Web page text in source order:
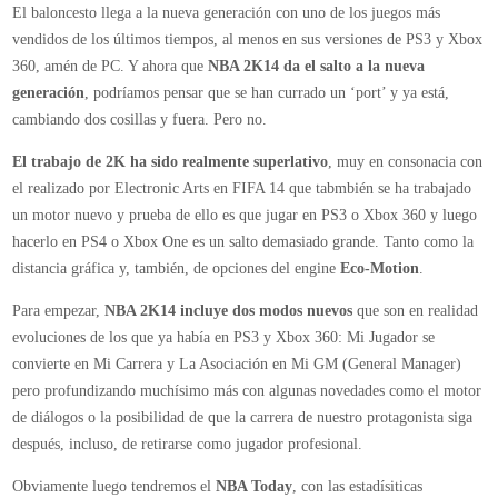
y
conclusiones
finales
de
NBA
2K14
para
y
Xbox
El baloncesto llega a la nueva generación con uno de los juegos más
vendidos de los últimos tiempos, al menos en sus versiones de PS3 y Xbox
360, amén de PC. Y ahora queNBA 2K14 da el salto a la nueva
generación , podríamos pensar que se han currado un ‘port’ y ya está,
cambiando dos cosillas y fuera. Pero no.
El trabajo de 2K ha sido realmente superlativo , muy en consonacia con
el realizado por Electronic Arts en FIFA 14 que tabmbién se ha trabajado
un motor nuevo y prueba de ello es que jugar en PS3 o Xbox 360 y luego
hacerlo en PS4 o Xbox One es un salto demasiado grande. Tanto como la
distancia gráfica y, también, de opciones del engineEco-Motion
Para empezar, NBA 2K14 incluye dos modos nuevos que son en realidad
evoluciones de los que ya había en PS3 y Xbox 360: Mi Jugador se
convierte en Mi Carrera y La Asociación en Mi GM (General Manager)
pero profundizando muchísimo más con algunas novedades como el motor
de diálogos o la posibilidad de que la carrera de nuestro protagonista siga
después, incluso, de retirarse como jugador profesional.
Obviamente luego tendremos elNBA Today , con las estadísiticas